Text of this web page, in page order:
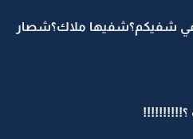
في شفيكم؟شفيها ملاك؟شصار
؟!!!!!!!!!!